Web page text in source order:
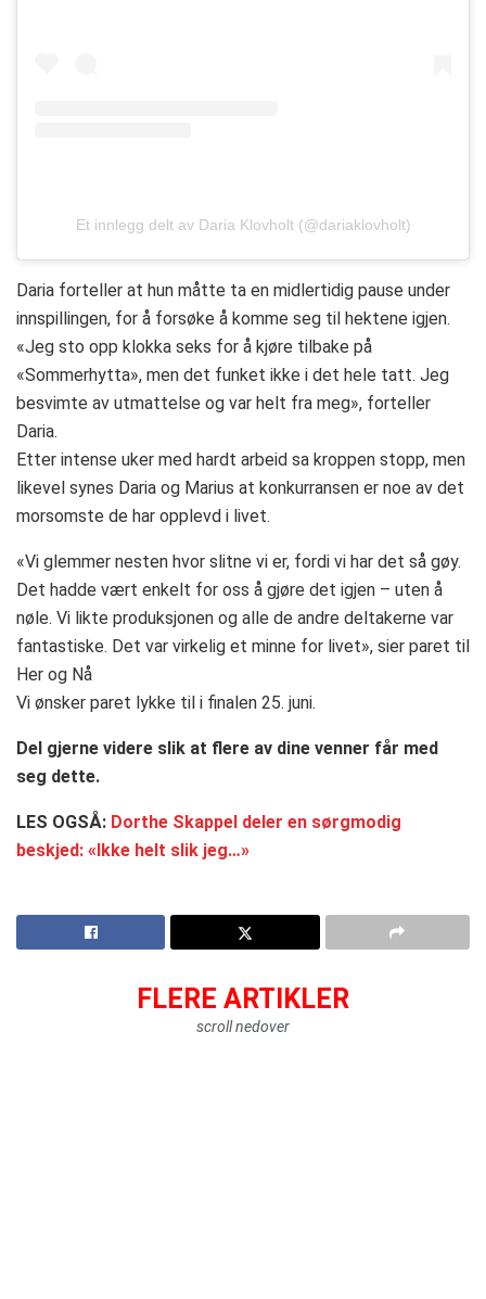
Et innlegg delt av Daria Klovholt (@dariaklovholt)
Daria forteller at hun måtte ta en midlertidig pause under
innspillingen, for å forsøke å komme seg til hektene igjen.
«Jeg sto opp klokka seks for å kjøre tilbake på
«Sommerhytta», men det funket ikke i det hele tatt. Jeg
besvimte av utmattelse og var helt fra meg», forteller
Daria.
Etter intense uker med hardt arbeid sa kroppen stopp, men
likevel synes Daria og Marius at konkurransen er noe av det
morsomste de har opplevd i livet.
«Vi glemmer nesten hvor slitne vi er, fordi vi har det så gøy.
Det hadde vært enkelt for oss å gjøre det igjen – uten å
nøle. Vi likte produksjonen og alle de andre deltakerne var
fantastiske. Det var virkelig et minne for livet», sier paret til
Her og Nå
Vi ønsker paret lykke til i finalen 25. juni.
Del gjerne videre slik at flere av dine venner får med
seg dette.
LES OGSÅ: Dorthe Skappel deler en sørgmodig
beskjed: «Ikke helt slik jeg…»
FLERE ARTIKLER
scroll nedover